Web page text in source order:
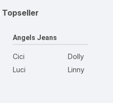
Topseller
Angels Jeans
Cici
Luci
Dolly
Linny